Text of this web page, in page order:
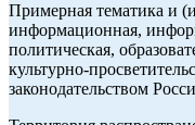
Примерная тематика и
информационная,
политическая,
культурно-
законодательством